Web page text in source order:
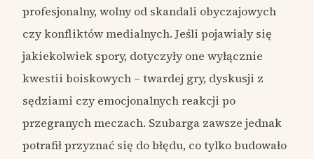
profesjonalny, wolny od skandali obyczajowych
czy konfliktów medialnych. Jeśli pojawiały się
jakiekolwiek spory, dotyczyły one wyłącznie
kwestii boiskowych – twardej gry, dyskusji z
sędziami czy emocjonalnych reakcji po
przegranych meczach. Szubarga zawsze jednak
potrafił przyznać się do błędu, co tylko budowało